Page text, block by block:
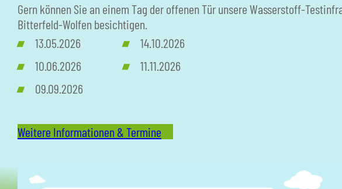
Gern können Sie an einem Tag der offenen Tür unsere Wasserstoff-
Bitterfeld-Wolfen besichtigen.
13.05.2026
10.06.2026
09.09.2026
14.10.2026
11.11.2026
Weitere Informationen & Termine